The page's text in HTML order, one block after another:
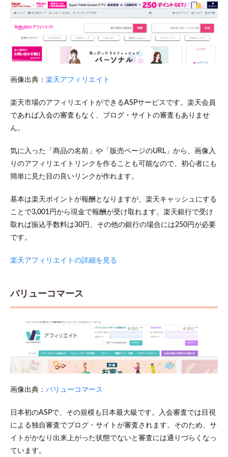
画像出典： 楽天アフィリエイト
楽天市場のアフィリエイトができるASPサービスです。楽天会員
であれば入会の審査もなく、ブログ・サイトの審査もありませ
ん。
気に入った「商品の名前」や「販売ページのURL」から、画像入
りのアフィリエイトリンクを作ることも可能なので、初心者にも
簡単に見た目の良いリンクが作れます。
基本は楽天ポイントが報酬となりますが、楽天キャッシュにする
ことで3,001円から現金で報酬が受け取れます。楽天銀行で受け
取れば振込手数料は30円、その他の銀行の場合には250円が必要
です。
楽天アフィリエイトの詳細を見る
バリューコマース
画像出典： バリューコマース
日本初のASPで、その規模も日本最大級です。入会審査では目視
による独自審査でブログ・サイトが審査されます。そのため、サ
イトがかなり出来上がった状態でないと審査には通りづらくなっ
ています。